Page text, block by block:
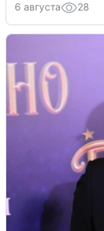
6 августа 28